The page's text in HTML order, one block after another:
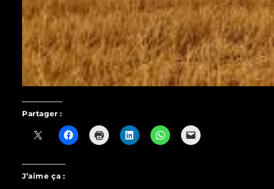
Partager :
J’aime ça :